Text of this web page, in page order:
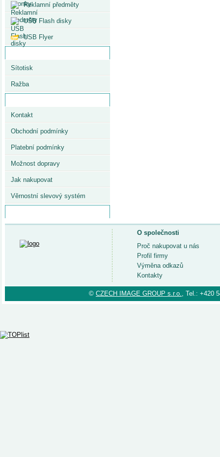
Reklamní předměty
USB Flash disky
USB Flyer
Sítotisk
Ražba
Kontakt
Obchodní podmínky
Platební podmínky
Možnost dopravy
Jak nakupovat
Věrnostní slevový systém
O společnosti
Proč nakupovat u nás
Profil firmy
Výměna odkazů
Kontakty
© CZECH IMAGE GROUP s.r.o., Tel.: +420